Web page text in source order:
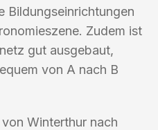
Bildungseinrichtungen
Zudem ist
gut ausgebaut,
von A nach B
Winterthur nach